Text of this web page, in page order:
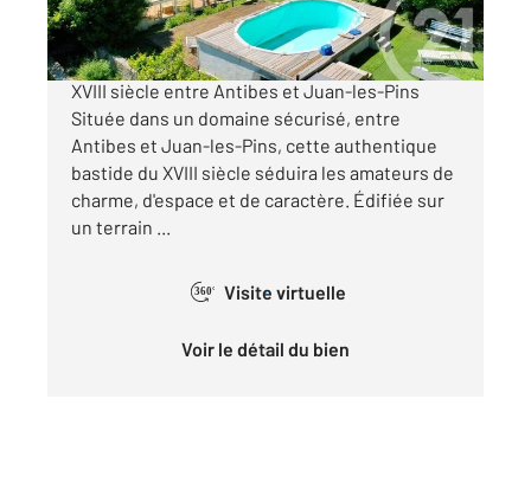
ANTIBES - Peyregoue Authentique bastide du
XVIII siècle entre Antibes et Juan-les-Pins
Située dans un domaine sécurisé, entre
Antibes et Juan-les-Pins, cette authentique
bastide du XVIII siècle séduira les amateurs de
charme, d'espace et de caractère. Édifiée sur
un terrain ...
360° Visite virtuelle
Voir le détail du bien